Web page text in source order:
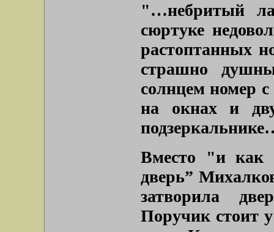
"…небритый
сюртуке
растоптанных
страшно
солнцем номер
на окнах и
Вместо
"и как
дверь”
затворила
Поручик стоит